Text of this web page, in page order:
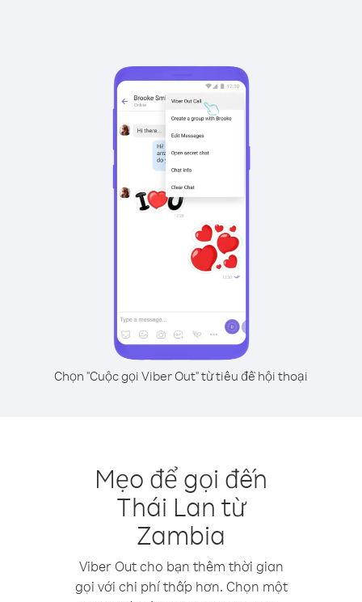
Chọn "Cuộc gọi Viber Out" từ tiêu đề hội thoại
Mẹo để gọi đến
Thái Lan từ
Zambia
Viber Out cho bạn thêm thời gian
gọi với chi phí thấp hơn. Chọn một